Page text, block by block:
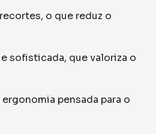
o que reduz o
sofisticada, que valoriza o
pensada para o